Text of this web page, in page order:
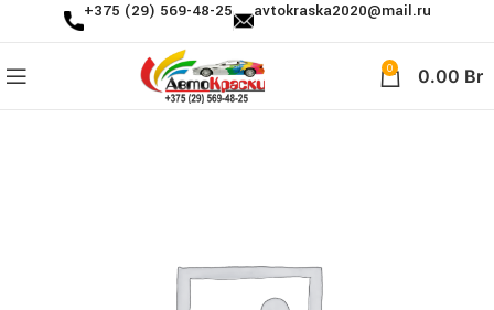
+375 (29) 569-48-25 avtokraska2020@mail.ru
0 0.00 Br